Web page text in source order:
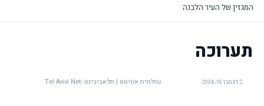
תערוכה
דצמבר 16, 2024 שולמית אטיאס | תלאביבינט -Tel Avivi Net